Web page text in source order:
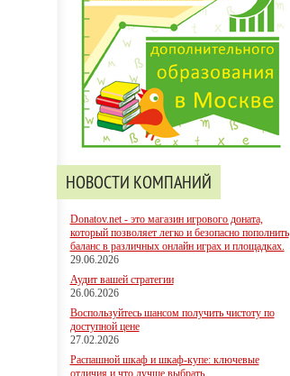
НОВОСТИ КОМПАНИЙ
Donatov.net - это магазин игрового доната,
который позволяет легко и безопасно пополнить
баланс в различных онлайн играх и площадках.
29.06.2026
Аудит вашей стратегии
26.06.2026
Воспользуйтесь шансом получить чистоту по
доступной цене
27.02.2026
Распашной шкаф и шкаф-купе: ключевые
отличия и что лучше выбрать